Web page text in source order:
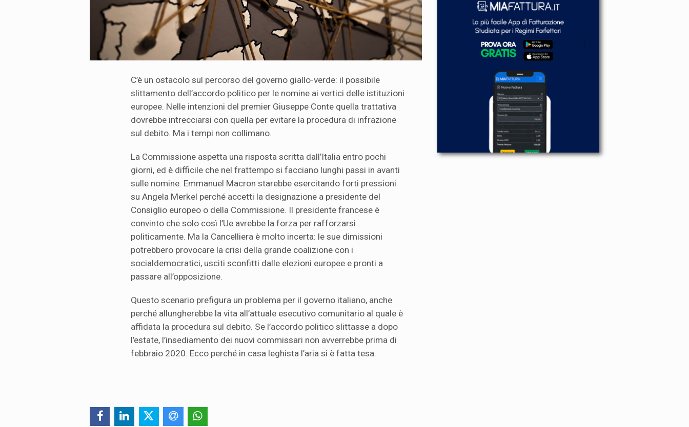
C’è un ostacolo sul percorso del governo giallo-verde: il possibile
slittamento dell’accordo politico per le nomine ai vertici delle istituzioni
europee. Nelle intenzioni del premier Giuseppe Conte quella trattativa
dovrebbe intrecciarsi con quella per evitare la procedura di infrazione
sul debito. Ma i tempi non collimano.
La Commissione aspetta una risposta scritta dall’Italia entro pochi
giorni, ed è difficile che nel frattempo si facciano lunghi passi in avanti
sulle nomine. Emmanuel Macron starebbe esercitando forti pressioni
su Angela Merkel perché accetti la designazione a presidente del
Consiglio europeo o della Commissione. Il presidente francese è
convinto che solo così l’Ue avrebbe la forza per rafforzarsi
politicamente. Ma la Cancelliera è molto incerta: le sue dimissioni
potrebbero provocare la crisi della grande coalizione con i
socialdemocratici, usciti sconfitti dalle elezioni europee e pronti a
passare all’opposizione.
Questo scenario prefigura un problema per il governo italiano, anche
perché allungherebbe la vita all’attuale esecutivo comunitario al quale è
affidata la procedura sul debito. Se l’accordo politico slittasse a dopo
l’estate, l’insediamento dei nuovi commissari non avverrebbe prima di
febbraio 2020. Ecco perché in casa leghista l’aria si è fatta tesa.